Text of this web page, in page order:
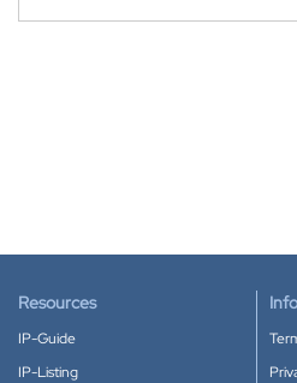
Resources
IP-Guide
IP-Listing
Info